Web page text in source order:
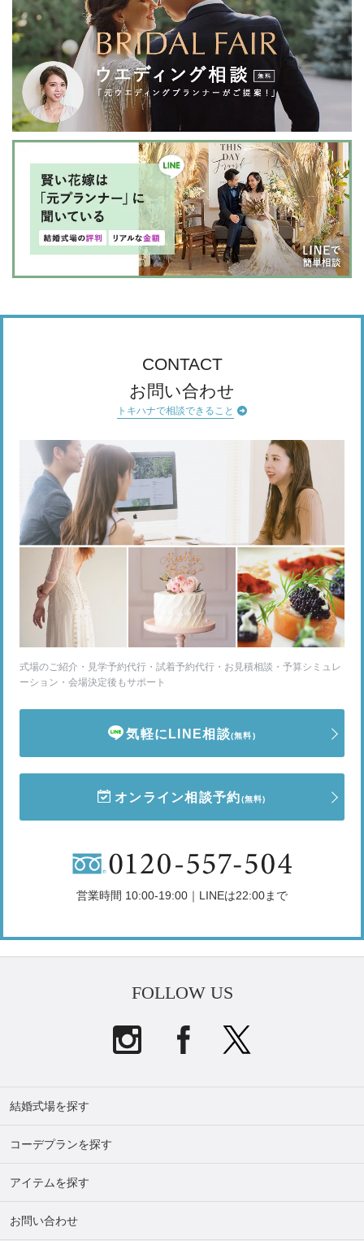
CONTACT
お問い合わせ
トキハナで相談できること
式場のご紹介・見学予約代行・試着予約代行・お見積相談・予算シミュレ
ーション・会場決定後もサポート
気軽にLINE相談(無料)
オンライン相談予約(無料)
営業時間 10:00-19:00｜LINEは22:00まで
FOLLOW US
結婚式場を探す
コーデプランを探す
アイテムを探す
お問い合わせ